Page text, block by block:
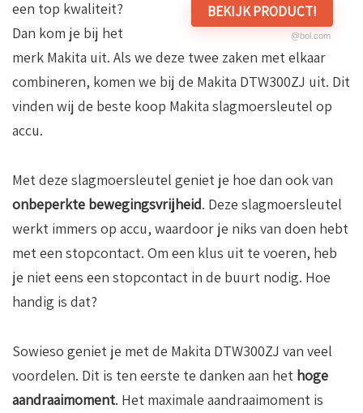
BEKIJK PRODUCT!
@bol.com
een top kwaliteit?
Dan kom je bij het
merk Makita uit. Als we deze twee zaken met elkaar
combineren, komen we bij de Makita DTW300ZJ uit. Dit
vinden wij de beste koop Makita slagmoersleutel op
accu.
Met deze slagmoersleutel geniet je hoe dan ook van
onbeperkte bewegingsvrijheid. Deze slagmoersleutel
werkt immers op accu, waardoor je niks van doen hebt
met een stopcontact. Om een klus uit te voeren, heb
je niet eens een stopcontact in de buurt nodig. Hoe
handig is dat?
Sowieso geniet je met de Makita DTW300ZJ van veel
voordelen. Dit is ten eerste te danken aan het hoge
aandraaimoment. Het maximale aandraaimoment is